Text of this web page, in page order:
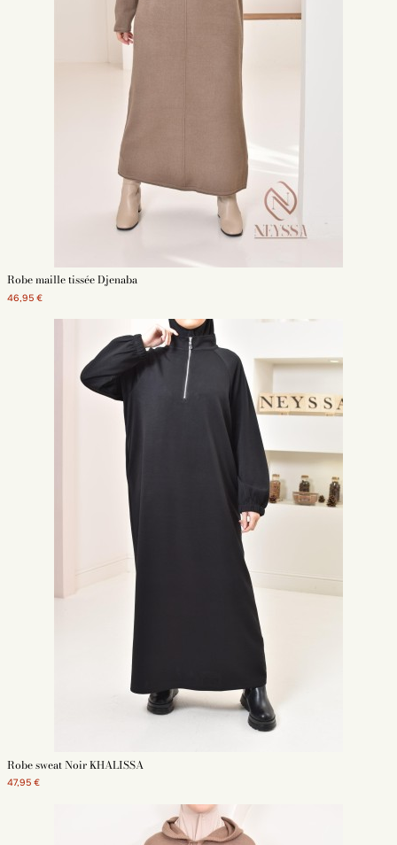
Robe maille tissée Djenaba
46,95 €
Robe sweat Noir KHALISSA
47,95 €